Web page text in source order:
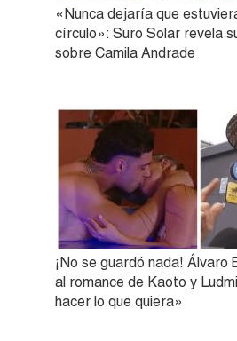
«Nunca dejaría que
círculo»: Suro Solar revela
sobre Camila Andrade
¡No se guardó nada! Álvaro
al romance de Kaoto y
hacer lo que quiera»